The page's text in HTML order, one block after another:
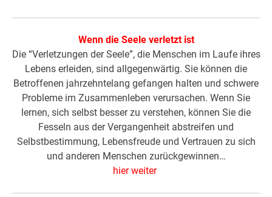
Wenn die Seele verletzt ist
Die “Verletzungen der Seele”, die Menschen im Laufe ihres
Lebens erleiden, sind allgegenwärtig. Sie können die
Betroffenen jahrzehntelang gefangen halten und schwere
Probleme im Zusammenleben verursachen. Wenn Sie
lernen, sich selbst besser zu verstehen, können Sie die
Fesseln aus der Vergangenheit abstreifen und
Selbstbestimmung, Lebensfreude und Vertrauen zu sich
und anderen Menschen zurückgewinnen…
hier weiter